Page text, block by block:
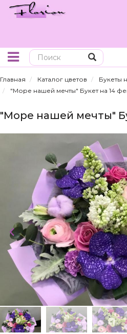
Главная Каталог цветов
Букеты
"Море нашей мечты" Букет на 14
"Море нашей мечты"